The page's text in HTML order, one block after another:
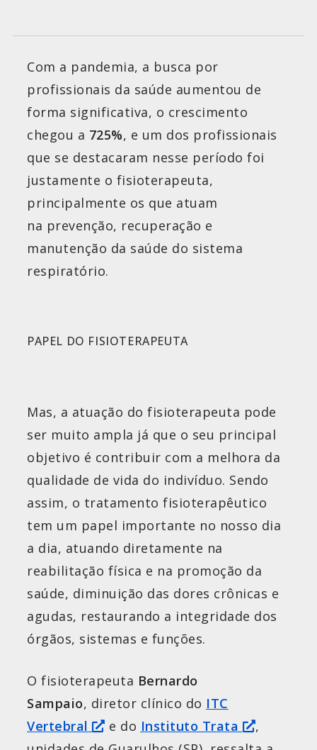
Com a pandemia, a busca por
profissionais da saúde aumentou de
forma significativa, o crescimento
chegou a 725%, e um dos profissionais
que se destacaram nesse período foi
justamente o fisioterapeuta,
principalmente os que atuam
na prevenção, recuperação e
manutenção da saúde do sistema
respiratório.
PAPEL DO FISIOTERAPEUTA
Mas, a atuação do fisioterapeuta pode
ser muito ampla já que o seu principal
objetivo é contribuir com a melhora da
qualidade de vida do indivíduo. Sendo
assim, o tratamento fisioterapêutico
tem um papel importante no nosso dia
a dia, atuando diretamente na
reabilitação física e na promoção da
saúde, diminuição das dores crônicas e
agudas, restaurando a integridade dos
órgãos, sistemas e funções.
O fisioterapeuta Bernardo
Sampaio, diretor clínico do ITC
Vertebral
e do Instituto Trata
,